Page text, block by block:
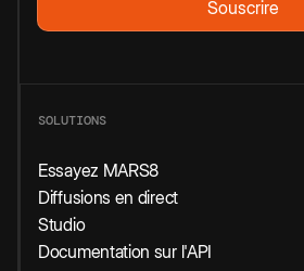
SOLUTIONS
Essayez MARS8
Diffusions en direct
Studio
Documentation sur l'API